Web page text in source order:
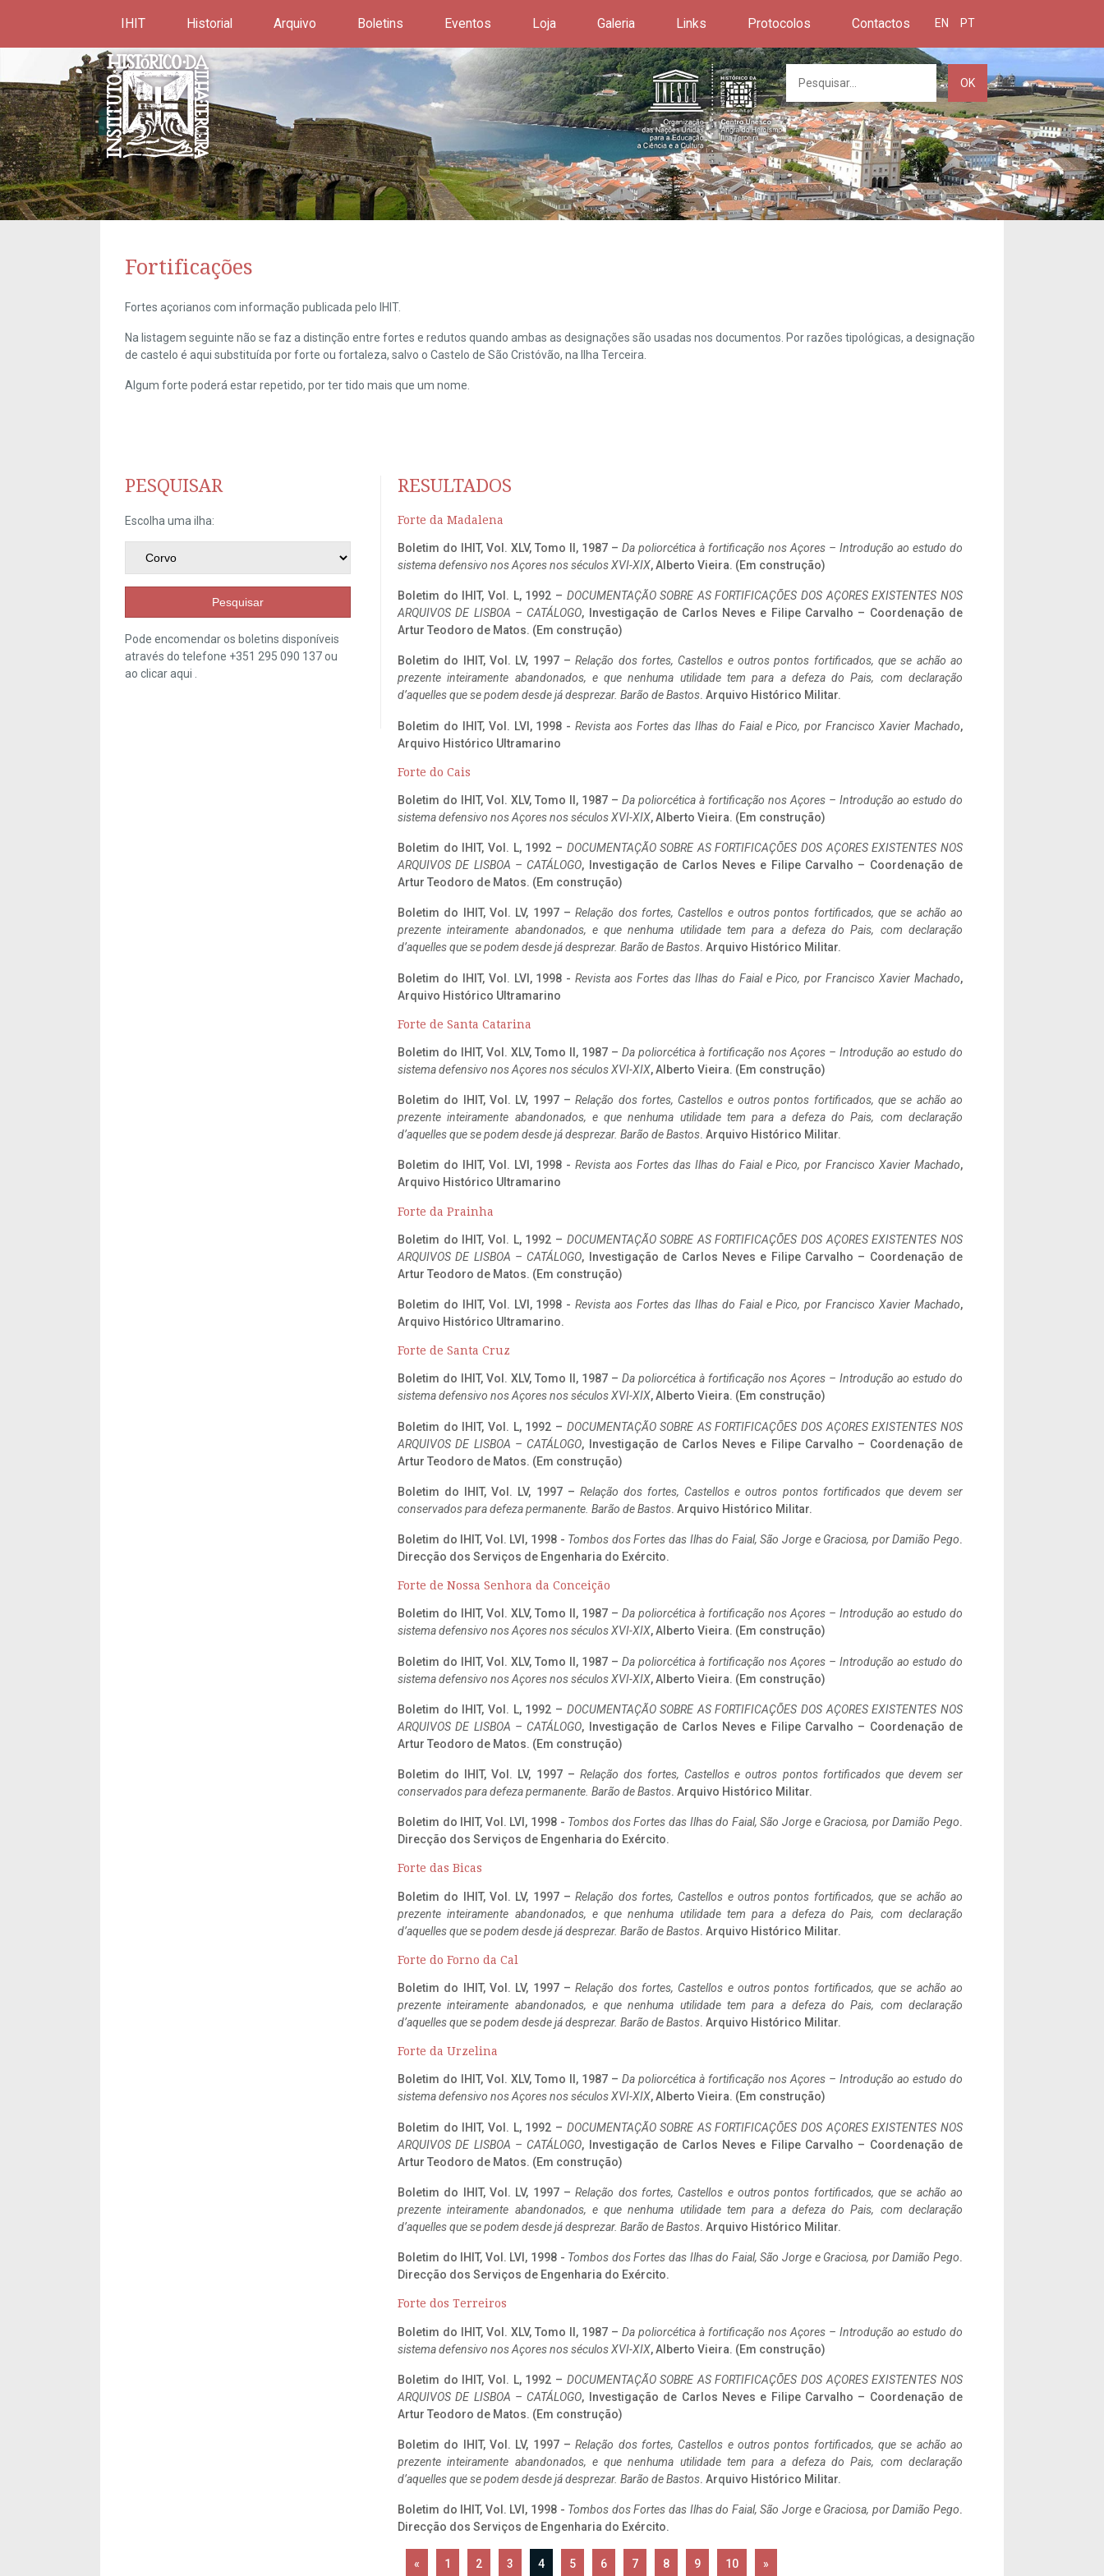
IHIT Historial Arquivo Boletins Eventos Loja Galeria Links Protocolos Contactos EN PT
OK
Fortificações
Fortes açorianos com informação publicada pelo IHIT.
Na listagem seguinte não se faz a distinção entre fortes e redutos quando ambas as designações são usadas nos documentos. Por razões tipológicas, a designação
de castelo é aqui substituída por forte ou fortaleza, salvo o Castelo de São Cristóvão, na Ilha Terceira.
Algum forte poderá estar repetido, por ter tido mais que um nome.
PESQUISAR
Escolha uma ilha:
Pesquisar
Pode encomendar os boletins disponíveis
através do telefone +351 295 090 137 ou
ao clicaraqui
RESULTADOS
Forte da Madalena
Boletim do IHIT, Vol. XLV, Tomo II, 1987 – Da poliorcética à fortificação nos Açores – Introdução ao estudo do
sistema defensivo nos Açores nos séculos XVI-XIX, Alberto Vieira. (Em construção)
Boletim do IHIT, Vol. L, 1992 – DOCUMENTAÇÃO SOBRE AS FORTIFICAÇÕES DOS AÇORES EXISTENTES NOS
ARQUIVOS DE LISBOA – CATÁLOGO, Investigação de Carlos Neves e Filipe Carvalho – Coordenação de
Artur Teodoro de Matos. (Em construção)
Boletim do IHIT, Vol. LV, 1997 –Relação dos fortes, Castellos e outros pontos fortificados, que se achão ao
prezente inteiramente abandonados, e que nenhuma utilidade tem para a defeza do Pais, com declaração
d’aquelles que se podem desde já desprezar. Barão de Bastos. Arquivo Histórico Militar.
Boletim do IHIT, Vol. LVI, 1998 -Revista aos Fortes das Ilhas do Faial e Pico, por Francisco Xavier Machado,
Arquivo Histórico Ultramarino
Forte do Cais
Boletim do IHIT, Vol. XLV, Tomo II, 1987 – Da poliorcética à fortificação nos Açores – Introdução ao estudo do
sistema defensivo nos Açores nos séculos XVI-XIX, Alberto Vieira. (Em construção)
Boletim do IHIT, Vol. L, 1992 – DOCUMENTAÇÃO SOBRE AS FORTIFICAÇÕES DOS AÇORES EXISTENTES NOS
ARQUIVOS DE LISBOA – CATÁLOGO, Investigação de Carlos Neves e Filipe Carvalho – Coordenação de
Artur Teodoro de Matos. (Em construção)
Boletim do IHIT, Vol. LV, 1997 –Relação dos fortes, Castellos e outros pontos fortificados, que se achão ao
prezente inteiramente abandonados, e que nenhuma utilidade tem para a defeza do Pais, com declaração
d’aquelles que se podem desde já desprezar. Barão de Bastos. Arquivo Histórico Militar.
Boletim do IHIT, Vol. LVI, 1998 -Revista aos Fortes das Ilhas do Faial e Pico, por Francisco Xavier Machado,
Arquivo Histórico Ultramarino
Forte de Santa Catarina
Boletim do IHIT, Vol. XLV, Tomo II, 1987 – Da poliorcética à fortificação nos Açores – Introdução ao estudo do
sistema defensivo nos Açores nos séculos XVI-XIX, Alberto Vieira. (Em construção)
Boletim do IHIT, Vol. LV, 1997 –Relação dos fortes, Castellos e outros pontos fortificados, que se achão ao
prezente inteiramente abandonados, e que nenhuma utilidade tem para a defeza do Pais, com declaração
d’aquelles que se podem desde já desprezar. Barão de Bastos. Arquivo Histórico Militar.
Boletim do IHIT, Vol. LVI, 1998 -Revista aos Fortes das Ilhas do Faial e Pico, por Francisco Xavier Machado,
Arquivo Histórico Ultramarino
Forte da Prainha
Boletim do IHIT, Vol. L, 1992 – DOCUMENTAÇÃO SOBRE AS FORTIFICAÇÕES DOS AÇORES EXISTENTES NOS
ARQUIVOS DE LISBOA – CATÁLOGO, Investigação de Carlos Neves e Filipe Carvalho – Coordenação de
Artur Teodoro de Matos. (Em construção)
Boletim do IHIT, Vol. LVI, 1998 -Revista aos Fortes das Ilhas do Faial e Pico, por Francisco Xavier Machado,
Arquivo Histórico Ultramarino.
Forte de Santa Cruz
Boletim do IHIT, Vol. XLV, Tomo II, 1987 – Da poliorcética à fortificação nos Açores – Introdução ao estudo do
sistema defensivo nos Açores nos séculos XVI-XIX, Alberto Vieira. (Em construção)
Boletim do IHIT, Vol. L, 1992 – DOCUMENTAÇÃO SOBRE AS FORTIFICAÇÕES DOS AÇORES EXISTENTES NOS
ARQUIVOS DE LISBOA – CATÁLOGO, Investigação de Carlos Neves e Filipe Carvalho – Coordenação de
Artur Teodoro de Matos. (Em construção)
Boletim do IHIT, Vol. LV, 1997 – Relação dos fortes, Castellos e outros pontos fortificados que devem ser
conservados para defeza permanente. Barão de Bastos. Arquivo Histórico Militar.
Boletim do IHIT, Vol. LVI, 1998 - Tombos dos Fortes das Ilhas do Faial, São Jorge e Graciosa, por Damião Pego.
Direcção dos Serviços de Engenharia do Exército.
Forte de Nossa Senhora da Conceição
Boletim do IHIT, Vol. XLV, Tomo II, 1987 – Da poliorcética à fortificação nos Açores – Introdução ao estudo do
sistema defensivo nos Açores nos séculos XVI-XIX, Alberto Vieira. (Em construção)
Boletim do IHIT, Vol. XLV, Tomo II, 1987 – Da poliorcética à fortificação nos Açores – Introdução ao estudo do
sistema defensivo nos Açores nos séculos XVI-XIX, Alberto Vieira. (Em construção)
Boletim do IHIT, Vol. L, 1992 – DOCUMENTAÇÃO SOBRE AS FORTIFICAÇÕES DOS AÇORES EXISTENTES NOS
ARQUIVOS DE LISBOA – CATÁLOGO, Investigação de Carlos Neves e Filipe Carvalho – Coordenação de
Artur Teodoro de Matos. (Em construção)
Boletim do IHIT, Vol. LV, 1997 – Relação dos fortes, Castellos e outros pontos fortificados que devem ser
conservados para defeza permanente. Barão de Bastos. Arquivo Histórico Militar.
Boletim do IHIT, Vol. LVI, 1998 - Tombos dos Fortes das Ilhas do Faial, São Jorge e Graciosa, por Damião Pego.
Direcção dos Serviços de Engenharia do Exército.
Forte das Bicas
Boletim do IHIT, Vol. LV, 1997 –Relação dos fortes, Castellos e outros pontos fortificados, que se achão ao
prezente inteiramente abandonados, e que nenhuma utilidade tem para a defeza do Pais, com declaração
d’aquelles que se podem desde já desprezar. Barão de Bastos. Arquivo Histórico Militar.
Forte do Forno da Cal
Boletim do IHIT, Vol. LV, 1997 –Relação dos fortes, Castellos e outros pontos fortificados, que se achão ao
prezente inteiramente abandonados, e que nenhuma utilidade tem para a defeza do Pais, com declaração
d’aquelles que se podem desde já desprezar. Barão de Bastos. Arquivo Histórico Militar.
Forte da Urzelina
Boletim do IHIT, Vol. XLV, Tomo II, 1987 – Da poliorcética à fortificação nos Açores – Introdução ao estudo do
sistema defensivo nos Açores nos séculos XVI-XIX, Alberto Vieira. (Em construção)
Boletim do IHIT, Vol. L, 1992 – DOCUMENTAÇÃO SOBRE AS FORTIFICAÇÕES DOS AÇORES EXISTENTES NOS
ARQUIVOS DE LISBOA – CATÁLOGO, Investigação de Carlos Neves e Filipe Carvalho – Coordenação de
Artur Teodoro de Matos. (Em construção)
Boletim do IHIT, Vol. LV, 1997 –Relação dos fortes, Castellos e outros pontos fortificados, que se achão ao
prezente inteiramente abandonados, e que nenhuma utilidade tem para a defeza do Pais, com declaração
d’aquelles que se podem desde já desprezar. Barão de Bastos. Arquivo Histórico Militar.
Boletim do IHIT, Vol. LVI, 1998 - Tombos dos Fortes das Ilhas do Faial, São Jorge e Graciosa, por Damião Pego.
Direcção dos Serviços de Engenharia do Exército.
Forte dos Terreiros
Boletim do IHIT, Vol. XLV, Tomo II, 1987 – Da poliorcética à fortificação nos Açores – Introdução ao estudo do
sistema defensivo nos Açores nos séculos XVI-XIX, Alberto Vieira. (Em construção)
Boletim do IHIT, Vol. L, 1992 – DOCUMENTAÇÃO SOBRE AS FORTIFICAÇÕES DOS AÇORES EXISTENTES NOS
ARQUIVOS DE LISBOA – CATÁLOGO, Investigação de Carlos Neves e Filipe Carvalho – Coordenação de
Artur Teodoro de Matos. (Em construção)
Boletim do IHIT, Vol. LV, 1997 –Relação dos fortes, Castellos e outros pontos fortificados, que se achão ao
prezente inteiramente abandonados, e que nenhuma utilidade tem para a defeza do Pais, com declaração
d’aquelles que se podem desde já desprezar. Barão de Bastos. Arquivo Histórico Militar.
Boletim do IHIT, Vol. LVI, 1998 - Tombos dos Fortes das Ilhas do Faial, São Jorge e Graciosa, por Damião Pego.
Direcção dos Serviços de Engenharia do Exército.
« 1 2 3 4 5 6 7 8 9 10 »